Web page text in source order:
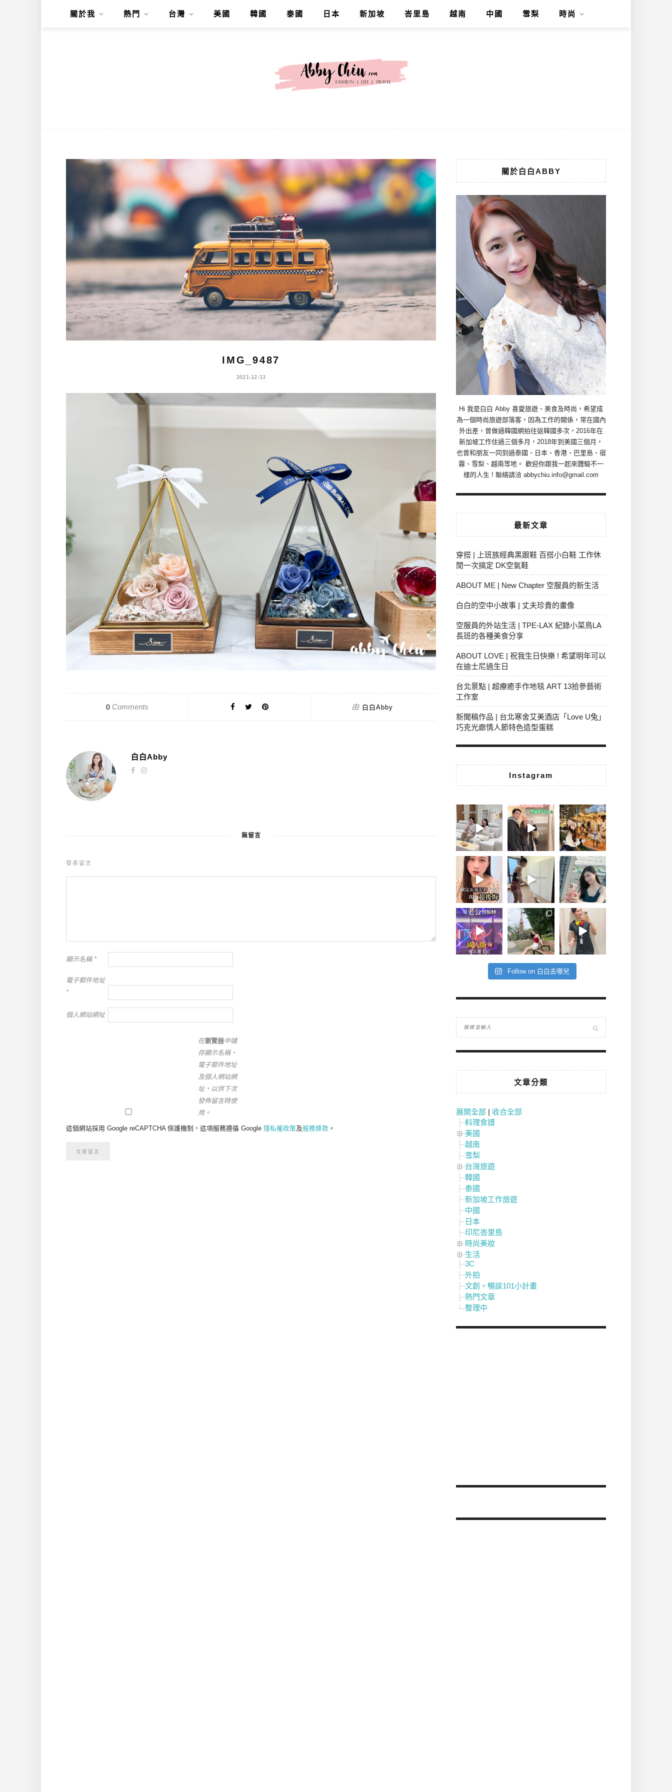
關於我 熱門 台灣 美國 韓國 泰國 日本 新加坡 峇里島 越南 中國 雪梨 時尚
IMG_9487
2021-12-13
0Comments 由 白白Abby
白白Abby
無留言
發表留言
顯示名稱 *
電子郵件地址
*
個人網站網址
在瀏覽器中儲
存顯示名稱、
電子郵件地址
及個人網站網
址，以供下次
發佈留言時使
用。
這個網站採用 Google reCAPTCHA 保護機制，這項服務遵循 Google 隱私權政策及服務條款 。
關於白白ABBY
Hi 我是白白 Abby 喜愛旅遊、美食及時尚，希望成
為一個時尚旅遊部落客，因為工作的關係，常在國內
外出差，曾做過韓國網拍往返韓國多次，2016年在
新加坡工作住過三個多月，2018年到美國三個月，
也曾和朋友一同到過泰國、日本、香港、巴里島、宿
霧、雪梨、越南等地。 歡迎你跟我一起來體驗不一
樣的人生 ! 聯絡請洽 abbychiu.info@gmail.com
最新文章
穿搭 | 上班族經典黑跟鞋 百搭小白鞋 工作休
閒一次搞定 DK空氣鞋
ABOUT ME | New Chapter 空服員的新生活
白白的空中小故事 | 丈夫珍貴的畫像
空服員的外站生活 | TPE-LAX 紀錄小菜鳥LA
長班的各種美食分享
ABOUT LOVE | 祝我生日快樂 ! 希望明年可以
在迪士尼過生日
台北景點 | 超療癒手作地毯 ART 13拾參藝術
工作室
新聞稿作品 | 台北寒舍艾美酒店「Love U兔」
巧克光廊情人節特色造型蛋糕
Instagram
Follow on 白白去哪兒
文章分類
展開全部 | 收合全部
料理食譜
美國
越南
雪梨
台灣旅遊
韓國
泰國
新加坡工作旅遊
中國
日本
印尼峇里島
時尚美妝
生活
3C
外拍
文創。暢談101小計畫
熱門文章
整理中